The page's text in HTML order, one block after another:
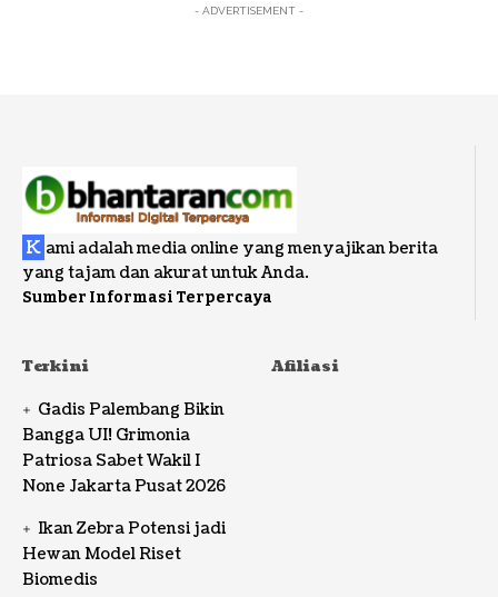
- ADVERTISEMENT -
K ami adalah media online yang menyajikan berita
yang tajam dan akurat untuk Anda.
Sumber Informasi Terpercaya
Terkini
Gadis Palembang Bikin
Bangga UI! Grimonia
Patriosa Sabet Wakil I
None Jakarta Pusat 2026
Ikan Zebra Potensi jadi
Hewan Model Riset
Biomedis
Afiliasi